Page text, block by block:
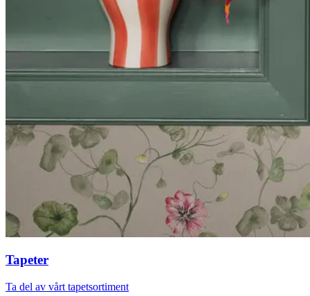
Tapeter
Ta del av vårt tapetsortiment